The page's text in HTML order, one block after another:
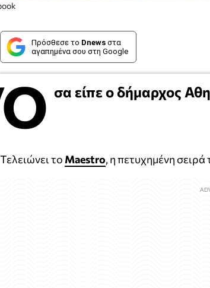
Πρόσθεσε το Dnews στα
αγαπημένα σου στη Google
Ό σα είπε ο δήμαρχος
Τελειώνει το Maestro, η πετυχημένη